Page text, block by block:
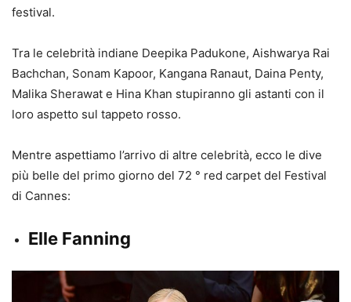
festival.
Tra le celebrità indiane Deepika Padukone, Aishwarya Rai
Bachchan, Sonam Kapoor, Kangana Ranaut, Daina Penty,
Malika Sherawat e Hina Khan stupiranno gli astanti con il
loro aspetto sul tappeto rosso.
Mentre aspettiamo l’arrivo di altre celebrità, ecco le dive
più belle del primo giorno del 72 ° red carpet del Festival
di Cannes:
Elle Fanning